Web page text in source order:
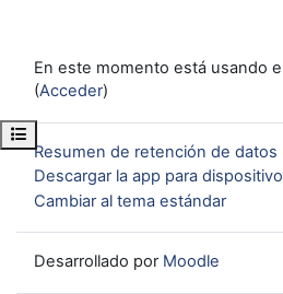
Abrir índice del curso
En este momento está usando
(Acceder)
Resumen de retención de datos
Descargar la app para
Cambiar al tema estándar
Desarrollado por Moodle